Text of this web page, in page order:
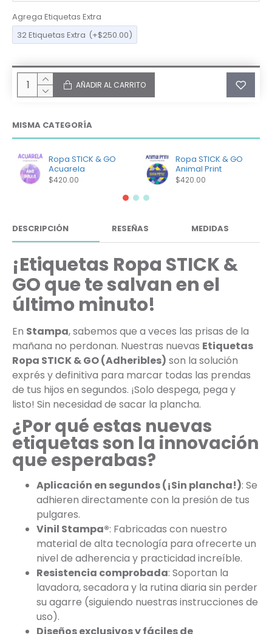
Agrega Etiquetas Extra
32 Etiquetas Extra (+$250.00)
AÑADIR AL CARRITO
MISMA CATEGORÍA
Ropa STICK & GO
Acuarela
$420.00
Ropa STICK & GO
Animal Print
$420.00
DESCRIPCIÓN RESEÑAS MEDIDAS
¡Etiquetas Ropa STICK &
GO que te salvan en el
último minuto!
En Stampa, sabemos que a veces las prisas de la
mañana no perdonan. Nuestras nuevas Etiquetas
Ropa STICK & GO (Adheribles) son la solución
exprés y definitiva para marcar todas las prendas
de tus hijos en segundos. ¡Solo despega, pega y
listo! Sin necesidad de sacar la plancha.
¿Por qué estas nuevas
etiquetas son la innovación
que esperabas?
Aplicación en segundos (¡Sin plancha!): Se
adhieren directamente con la presión de tus
pulgares.
Vinil Stampa®: Fabricadas con nuestro
material de alta tecnología para ofrecerte un
nivel de adherencia y practicidad increíble.
Resistencia comprobada: Soportan la
lavadora, secadora y la rutina diaria sin perder
su agarre (siguiendo nuestras instrucciones de
uso).